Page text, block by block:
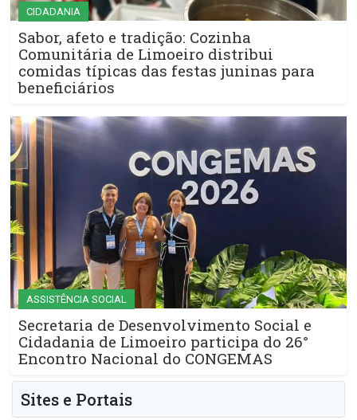
CIDADANIA
Sabor, afeto e tradição: Cozinha
Comunitária de Limoeiro distribui
comidas típicas das festas juninas para
beneficiários
ASSISTÊNCIA SOCIAL
Secretaria de Desenvolvimento Social e
Cidadania de Limoeiro participa do 26°
Encontro Nacional do CONGEMAS
Sites e Portais